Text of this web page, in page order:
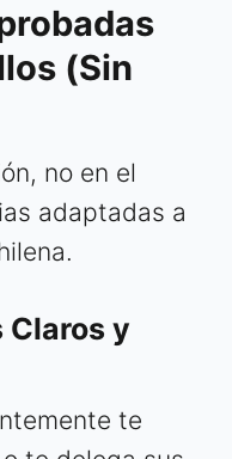
(Sin
no en el
adaptadas a
Claros y
te